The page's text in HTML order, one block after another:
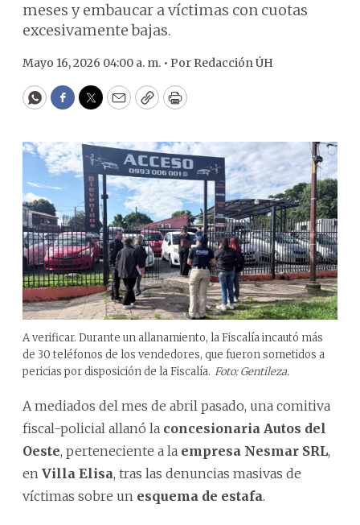
meses y embaucar a víctimas con cuotas
excesivamente bajas.
Mayo 16, 2026 04:00 a. m. • Por Redacción ÚH
WhatsApp
Facebook
Twitter
EmailCopyPrint
A verificar. Durante un allanamiento, la Fiscalía incautó más
de 30 teléfonos de los vendedores, que fueron sometidos a
pericias por disposición de la Fiscalía. Foto: Gentileza.
A mediados del mes de abril pasado, una comitiva
fiscal-policial allanó la concesionaria Autos del
Oeste, perteneciente a la empresa Nesmar SRL,
en Villa Elisa, tras las denuncias masivas de
víctimas sobre un esquema de estafa.